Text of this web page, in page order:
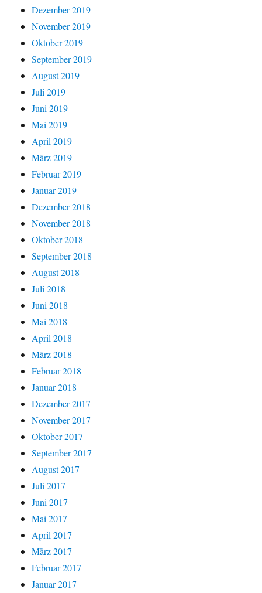
Dezember 2019
November 2019
Oktober 2019
September 2019
August 2019
Juli 2019
Juni 2019
Mai 2019
April 2019
März 2019
Februar 2019
Januar 2019
Dezember 2018
November 2018
Oktober 2018
September 2018
August 2018
Juli 2018
Juni 2018
Mai 2018
April 2018
März 2018
Februar 2018
Januar 2018
Dezember 2017
November 2017
Oktober 2017
September 2017
August 2017
Juli 2017
Juni 2017
Mai 2017
April 2017
März 2017
Februar 2017
Januar 2017